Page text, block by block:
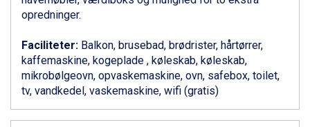
Livigno fra DKK 4.145
Ponte di Legno fra DKK 4.745
Bad Gastein fra DKK 4.195
Alleghe fra DKK 5.595
Sauze dOulx fra DKK 4.045
La Thuile fra DKK 4.595
opredninger.
Faciliteter: Balkon, brusebad, brødrister, hårtørrer,
kaffemaskine, kogeplade , køleskab, køleskab,
mikrobølgeovn, opvaskemaskine, ovn, safebox, toilet,
tv, vandkedel, vaskemaskine, wifi (gratis)